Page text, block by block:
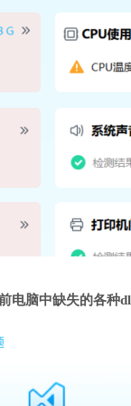
电脑中缺失的各种